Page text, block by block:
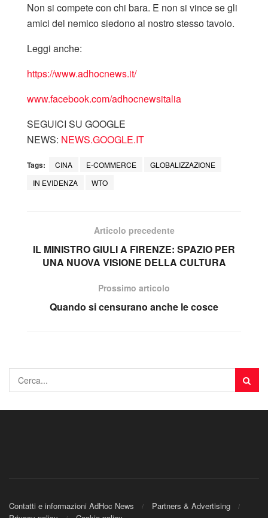
Non si compete con chi bara. E non si vince se gli
amici del nemico siedono al nostro stesso tavolo.
Leggi anche:
https://www.adhocnews.it/
www.facebook.com/adhocnewsitalia
SEGUICI SU GOOGLE
NEWS: NEWS.GOOGLE.IT
Tags: CINA E-COMMERCE
GLOBALIZZAZIONE
IN EVIDENZA
WTO
Articolo precedente
IL MINISTRO GIULI A FIRENZE: SPAZIO PER
UNA NUOVA VISIONE DELLA CULTURA
Prossimo articolo
Quando si censurano anche le cosce
Contatti e informazioni AdHoc News
Partners & Advertising